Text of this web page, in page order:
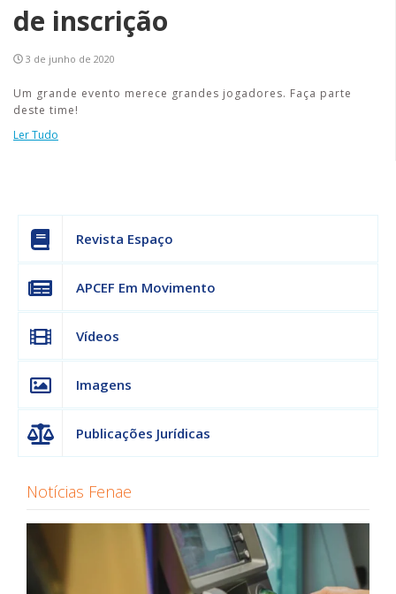
de inscrição
3 de junho de 2020
Um grande evento merece grandes jogadores. Faça parte
deste time!
Ler Tudo
Revista Espaço
APCEF Em Movimento
Vídeos
Imagens
Publicações Jurídicas
Notícias Fenae